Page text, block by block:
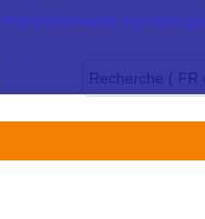
Plus d’information sur notre